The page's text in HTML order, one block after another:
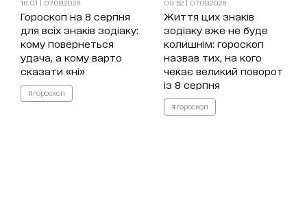
16:01 | 07.08.2026
Гороскоп на 8 серпня
для всіх знаків зодіаку:
кому повернеться
удача, а кому варто
сказати «ні»
#гороскоп
09:52 | 07.08.2026
Життя цих знаків
зодіаку вже не буде
колишнім: гороскоп
назвав тих, на кого
чекає великий поворот
із 8 серпня
#гороскоп